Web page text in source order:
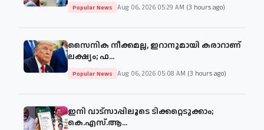
Popular News Aug 06, 2026 05:29 AM (3 hours ago)
സൈനിക നീക്കമല്ല, ഇറാനുമായി കരാറാണ്
ലക്ഷ്യം; ഫ...
Popular News Aug 06, 2026 05:08 AM (3 hours ago)
ഇനി വാട്സാപ്പിലൂടെ ടിക്കറ്റെടുക്കാം;
കെ.എസ്.ആ...